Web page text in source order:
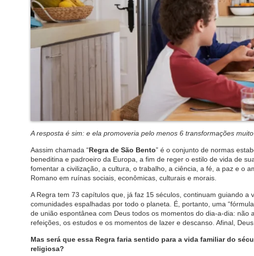
A resposta é sim: e ela promoveria pelo menos 6 transformações
Aassim chamada “Regra de São Bento” é o conjunto de normas
beneditina e padroeiro da Europa, a fim de reger o estilo de vida de
fomentar a civilização, a cultura, o trabalho, a ciência, a fé, a paz e o
Romano em ruínas sociais, econômicas, culturais e morais.
A Regra tem 73 capítulos que, já faz 15 séculos, continuam guiando
comunidades espalhadas por todo o planeta. É, portanto, uma
de união espontânea com Deus todos os momentos do dia-a-dia:
refeições, os estudos e os momentos de lazer e descanso. Afinal,
Mas será que essa Regra faria sentido para a vida familiar do
religiosa?